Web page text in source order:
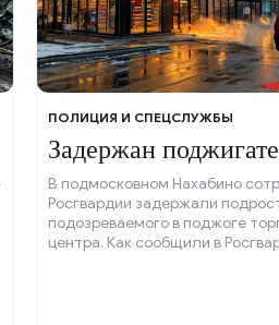
ПОЛИЦИЯ И СПЕЦСЛУЖБЫ
Задержан
В подмосковном Нахабино
Росгвардии задержали
подозреваемого в поджоге
центра. Как сообщили в